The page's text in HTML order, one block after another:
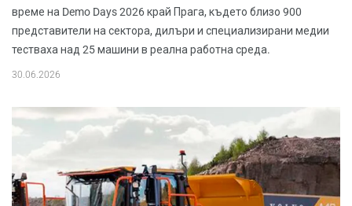
време на Demo Days 2026 край Прага, където близо 900
представители на сектора, дилъри и специализирани медии
тестваха над 25 машини в реална работна среда.
30.06.2026